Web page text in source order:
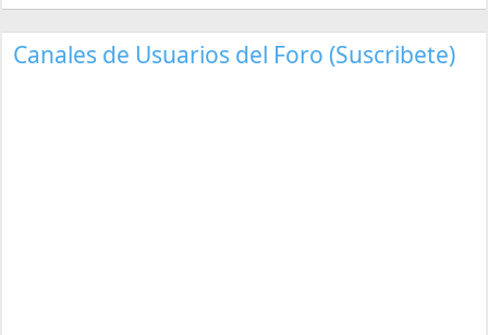
Canales de Usuarios del Foro (Suscribete)